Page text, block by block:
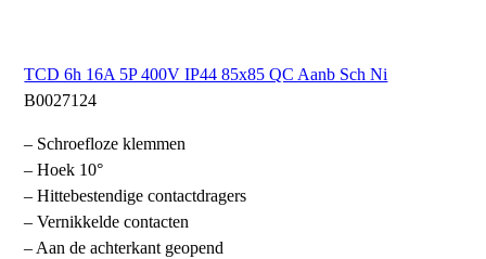
TCD 6h 16A 5P 400V IP44 85x85 QC Aanb Sch Ni
B0027124
– Schroefloze klemmen
– Hoek 10°
– Hittebestendige contactdragers
– Vernikkelde contacten
– Aan de achterkant geopend